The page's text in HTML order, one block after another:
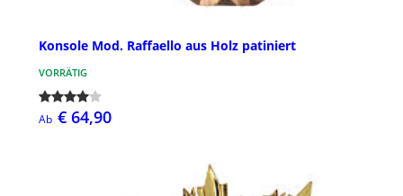
Konsole Mod. Raffaello aus Holz patiniert
VORRÄTIG
Ab € 64,90